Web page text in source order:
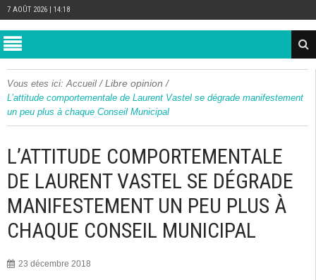
7 AOÛT 2026 | 14:18
Vous etes ici: Accueil /Libre opinion /
L’attitude comportementale de Laurent Vastel se dégrade manifestement
un peu plus à chaque Conseil Municipal
L’ATTITUDE COMPORTEMENTALE
DE LAURENT VASTEL SE DÉGRADE
MANIFESTEMENT UN PEU PLUS À
CHAQUE CONSEIL MUNICIPAL
23 décembre 2018